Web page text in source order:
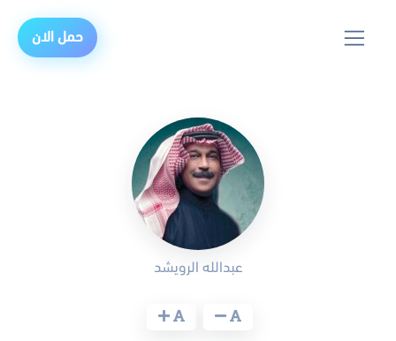
حمل الان
عبدالله الرويشد